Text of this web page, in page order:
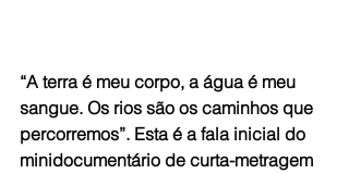
“A terra é meu corpo, a água é meu
sangue. Os rios são os caminhos que
percorremos”. Esta é a fala inicial do
minidocumentário de curta-metragem